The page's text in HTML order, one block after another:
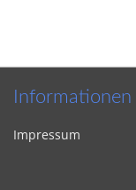
Informationen
Impressum